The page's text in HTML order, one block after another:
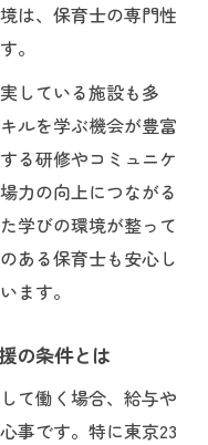
は、保育士の専門性
。
している施設も多
ルを学ぶ機会が豊富
る研修やコミュニケ
力の向上につながる
学びの環境が整って
ある保育士も安心し
ます。
の条件とは
て働く場合、給与や
事です。特に東京23